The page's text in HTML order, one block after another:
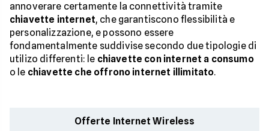
annoverare certamente la connettività tramite
chiavette internet, che garantiscono flessibilità e
personalizzazione, e possono essere
fondamentalmente suddivise secondo due tipologie di
utilizo differenti: le chiavette con internet a consumo
o le chiavette che offrono internet illimitato.
Offerte Internet Wireless